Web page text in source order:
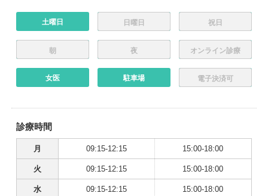
土曜日 日曜日 祝日
朝 夜 オンライン診療
女医 駐車場 電子決済可
診療時間
月 09:15-12:15 15:00-18:00
火 09:15-12:15 15:00-18:00
水 09:15-12:15 15:00-18:00